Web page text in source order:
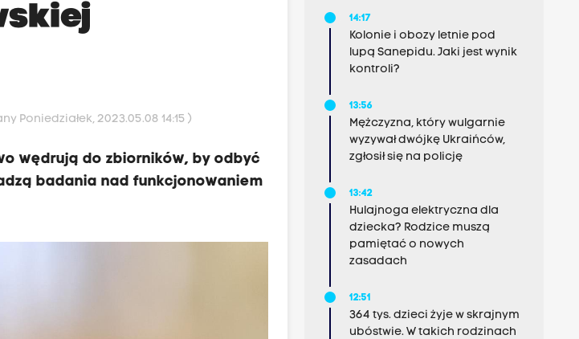
Poniedziałek, 2023.05.08 14:15 )
wędrują do zbiorników, by odbyć
badania nad funkcjonowaniem
14:17
Kolonie i obozy letnie pod
lupą Sanepidu. Jaki jest wynik
kontroli?
13:56
Mężczyzna, który wulgarnie
wyzywał dwójkę Ukraińców,
zgłosił się na policję
13:42
Hulajnoga elektryczna dla
dziecka? Rodzice muszą
pamiętać o nowych
zasadach
12:51
364 tys. dzieci żyje w skrajnym
ubóstwie. W takich rodzinach